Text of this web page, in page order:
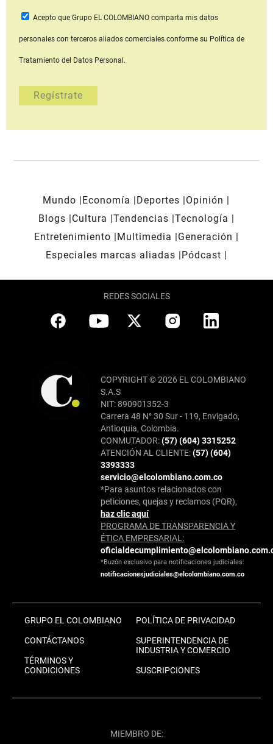
Acepto que Grupo EL COLOMBIANOcomparta mis datos
personales con terceros aliados comerciales conforme su Política de
Tratamiento del Datos Personal.
Mundo Economía Deportes
Opinión
Blogs
Cultura Tendencias Tecnología
Entretenimiento
Multimedia
Generación
Especiales marcas aliadas
Pódcast
REDES SOCIALES
COPYRIGHT © 2026 EL COLOMBIANO
S.A.S
NIT: 890901352-3
Carrera 48 N° 30 Sur - 119, Envigado,
Antioquia, Colombia.
CONMUTADOR:(57) (604) 3315252
ATENCIÓN AL CLIENTE:(57) (604)
3393333
servicio@elcolombiano.com.co
*Para asuntos relacionados con
peticiones, quejas y reclamos (PQR),
haz clic aquí
PROGRAMA DE TRANSPARENCIA Y
ÉTICA EMPRESARIAL:
*Buzón exclusivo para notificaciones judiciales:
notificacionesjudiciales@elcolombiano.com.co
GRUPO EL COLOMBIANO
CONTÁCTANOS
TÉRMINOS Y
CONDICIONES
POLÍTICA DE PRIVACIDAD
SUPERINTENDENCIA DE
INDUSTRIA Y COMERCIO
SUSCRIPCIONES
MIEMBRO DE: